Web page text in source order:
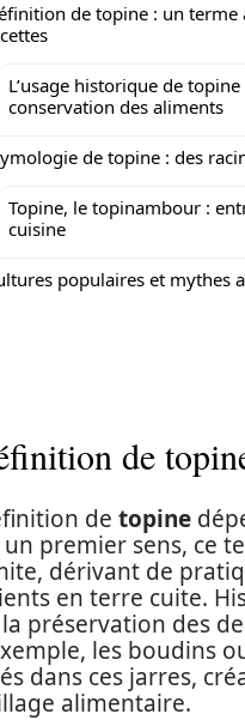
de topine : un terme
L’usage historique de
conservation des aliments
de topine : des
Topine, le topinambour :
cuisine
populaires et mythes
de
de topine
un premier sens, ce
dérivant de
en terre cuite.
préservation des
les boudins
dans ces jarres,
alimentaire.